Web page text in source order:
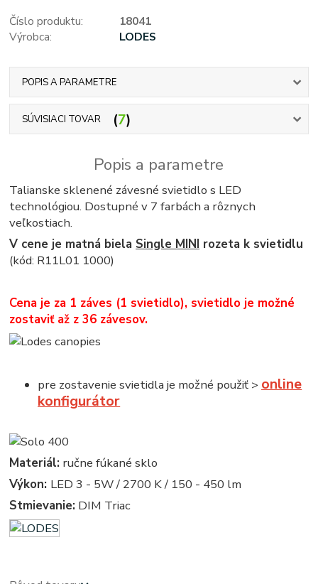
Číslo produktu:
18041
Výrobca:
LODES
POPIS A PARAMETRE
SÚVISIACI TOVAR 7
Popis a parametre
Talianske sklenené závesné svietidlo s LED
technológiou. Dostupné v 7 farbách a rôznych
veľkostiach.
V cene je matná biela Single MINI rozeta k svietidlu
(kód: R11L01 1000)
Cena je za 1 záves (1 svietidlo), svietidlo je možné
zostaviť až z 36 závesov.
pre zostavenie svietidla je možné použiť > online
konfigurátor
Materiál: ručne fúkané sklo
Výkon: LED 3 - 5W / 2700 K / 150 - 450 lm
Stmievanie: DIM Triac